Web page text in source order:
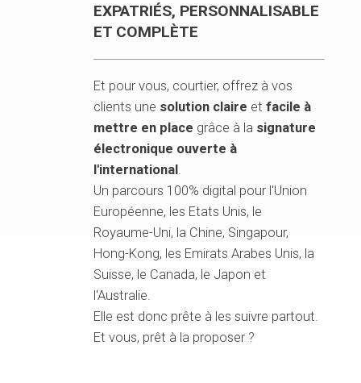
QUI SOMMES-NOUS ?
NOS SOLUTIONS
EXPATRIÉS, PERSONNALISABLE
ET COMPLÈTE
Et pour vous, courtier, offrez à vos
clients une solution claire etfacile à
mettre en place grâce à la signature
électronique ouverte à
l'international.
Un parcours 100% digital pour l'Union
Européenne, les Etats Unis, le
Royaume-Uni, la Chine, Singapour,
Hong-Kong, les Emirats Arabes Unis, la
Suisse, le Canada, le Japon et
l'Australie.
Elle est donc prête à les suivre partout.
Et vous, prêt à la proposer ?